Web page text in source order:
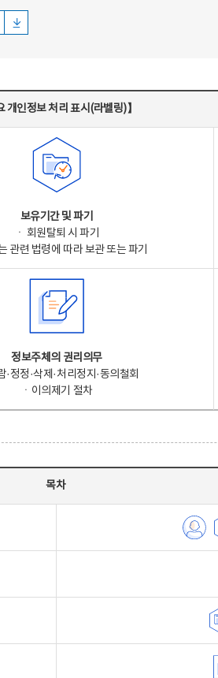
개인정보 처리 표시(라벨링)】
보유기간 및 파기
ㆍ 회원탈퇴 시 파기
관련 법령에 따라 보관 또는 파기
정보주체의 권리의무
·정정·삭제·처리정지·동의철회
ㆍ이의제기 절차
목차